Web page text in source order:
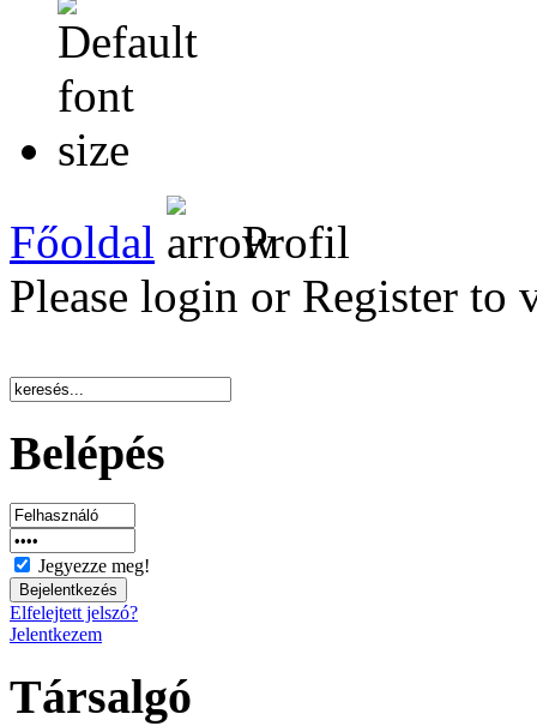
Főoldal
Profil
Please login or Register to
Belépés
Jegyezze meg!
Elfelejtett jelszó?
Jelentkezem
Társalgó